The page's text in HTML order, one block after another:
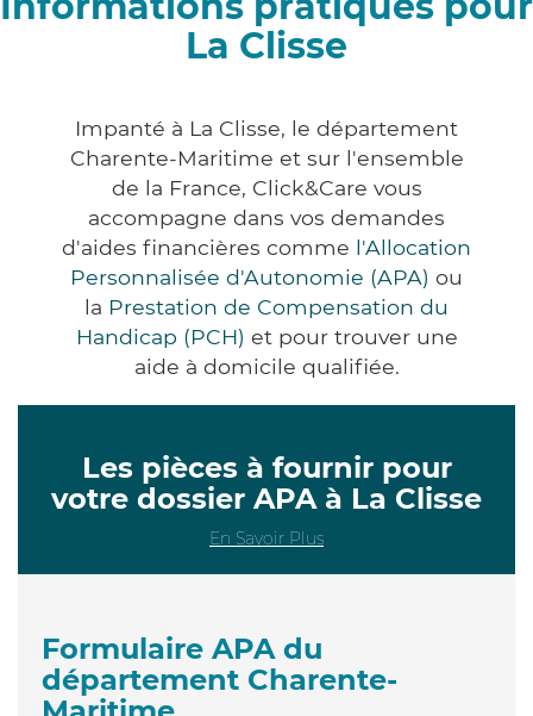
La Clisse
Impanté à La Clisse, le département
Charente-Maritime et sur l'ensemble
de la France, Click&Care vous
accompagne dans vos demandes
d'aides financières comme l'Allocation
Personnalisée d'Autonomie (APA) ou
la Prestation de Compensation du
Handicap (PCH) et pour trouver une
aide à domicile qualifiée.
Les pièces à fournir pour
votre dossier APA à La Clisse
En Savoir Plus
Formulaire APA du
département Charente-